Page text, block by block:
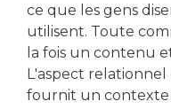
ce que les gens
utilisent. Toute
la fois un contenu
L'aspect
fournit un contexte